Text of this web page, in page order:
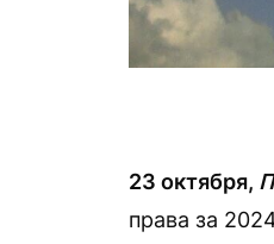
23 октября,
права за